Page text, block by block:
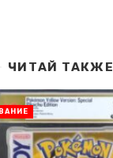
ЧИТАЙ ТАКЖЕ